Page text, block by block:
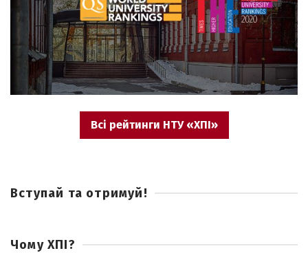
Всі рейтинги НТУ «ХПІ»
Вступай та отримуй!
Чому ХПІ?